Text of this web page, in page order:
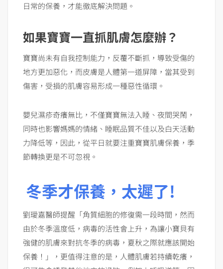
日常的保養，才能徹底解決問題。
如果寶寶一直抓肌膚怎麼辦？
寶寶尚未有自我控制能力，反覆不斷抓，導致受傷的
地方更加惡化，而皮膚是人體第一道屏障，當其受到
傷害，受損的肌膚容易形成一種惡性循環。
嬰兒濕疹奇癢無比，不僅寶寶無法入睡、夜間哭鬧，
同時也影響媽媽的情緒、睡眠品質不佳以及白天活動
力降低等，因此，從平日就要注重寶寶肌膚保養，季
節轉換更是不可忽視。
冬季才保養，太遲了!
劉璦嘉醫師提醒「角質細胞的修復需一段時間，然而
由於冬季溫度低，病毒的活性會上升，為讓小寶貝有
強健的肌膚來對抗冬季的病毒，夏秋之際就應該開始
保養！」，更值得注意的是，人體肌膚若持續乾癢，